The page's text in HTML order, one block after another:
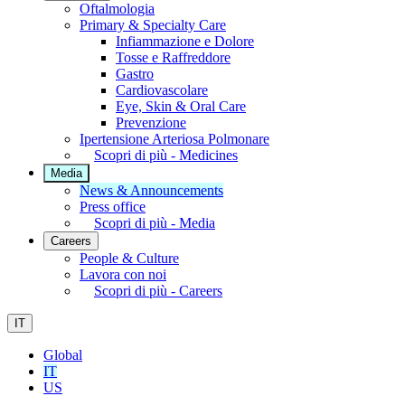
Oftalmologia
Primary & Specialty Care
Infiammazione e Dolore
Tosse e Raffreddore
Gastro
Cardiovascolare
Eye, Skin & Oral Care
Prevenzione
Ipertensione Arteriosa Polmonare
Scopri di più - Medicines
Media
News & Announcements
Press office
Scopri di più - Media
Careers
People & Culture
Lavora con noi
Scopri di più - Careers
IT
Global
IT
US